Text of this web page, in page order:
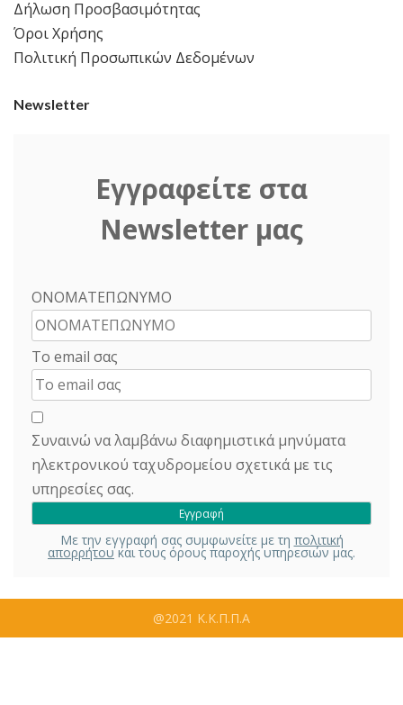
Δήλωση Προσβασιμότητας
Όροι Χρήσης
Πολιτική Προσωπικών Δεδομένων
Newsletter
Εγγραφείτε στα
Newsletter μας
ΟΝΟΜΑΤΕΠΩΝΥΜΟ
Το email σας
Συναινώ να λαμβάνω διαφημιστικά μηνύματα
ηλεκτρονικού ταχυδρομείου σχετικά με τις
υπηρεσίες σας.
Με την εγγραφή σας συμφωνείτε με τη πολιτική
απορρήτουκαι τους όρους παροχής υπηρεσιών μας.
@2021 Κ.Κ.Π.Π.Α